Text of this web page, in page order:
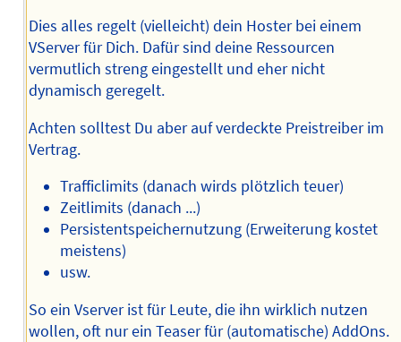
Dies alles regelt (vielleicht) dein Hoster bei einem
VServer für Dich. Dafür sind deine Ressourcen
vermutlich streng eingestellt und eher nicht
dynamisch geregelt.
Achten solltest Du aber auf verdeckte Preistreiber im
Vertrag.
Trafficlimits (danach wirds plötzlich teuer)
Zeitlimits (danach ...)
Persistentspeichernutzung (Erweiterung kostet
meistens)
usw.
So ein Vserver ist für Leute, die ihn wirklich nutzen
wollen, oft nur ein Teaser für (automatische) AddOns.